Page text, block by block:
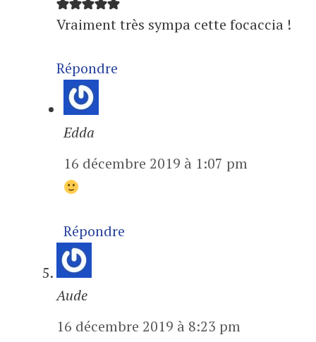
Vraiment très sympa cette focaccia !
Répondre
Edda
16 décembre 2019 à 1:07 pm
Répondre
Aude
16 décembre 2019 à 8:23 pm